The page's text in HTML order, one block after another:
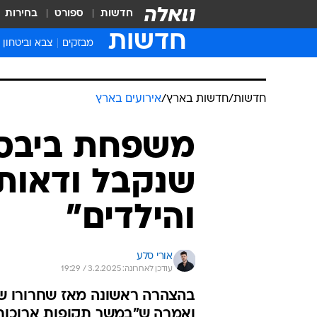
חדשות ספורט בחירות
חדשות מבזקים צבא וביטחון
חדשות/חדשות בארץ/אירועים בארץ
משפחת
שנקבל
והילדים"
אורי סלע
עודכן לאחרונה: 3.2.2025 / 19:29
בהצהרה ראשונה מאז שחרורו